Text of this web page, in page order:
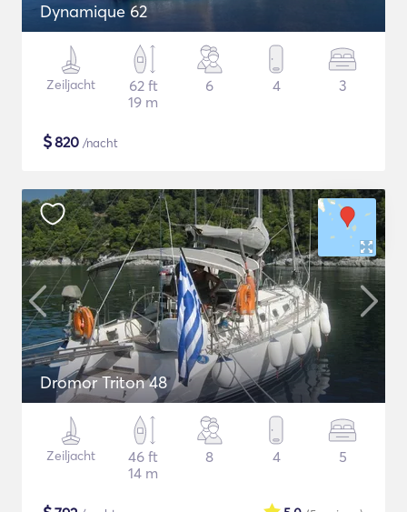
Dynamique 62
Zeiljacht
62 ft
19 m
6 4 3
$820 /nacht
Dromor Triton 48
Zeiljacht
46 ft
14 m
8 4 5